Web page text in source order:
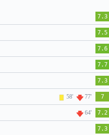
7.3
7.5
7.6
7.7
7.3
58' 77' 7
64' 7.2
7.3